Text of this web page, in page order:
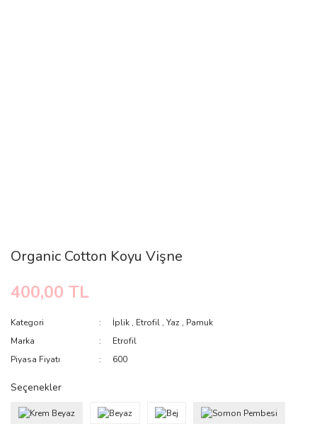
Organic Cotton Koyu Vişne
400,00 TL
Kategori İplik , Etrofil,Yaz , Pamuk
Marka
Etrofil
Piyasa Fiyatı
600
Seçenekler